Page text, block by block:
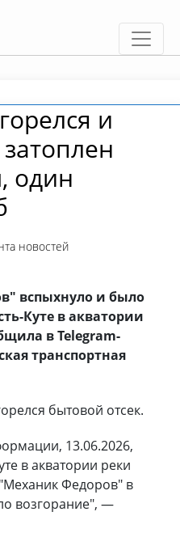
и
один
новостей
вспыхнуло и было
Куте в акватории
в Telegram-
транспортная
бытовой отсек.
13.06.2026,
в акватории реки
Федоров" в
возгорание", —